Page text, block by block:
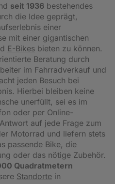
seit 1936 bestehendes
die Idee geprägt,
einer
mit einer gigantischen
E-Bikes bieten zu können.
Beratung durch
im Fahrradverkauf und
jeden Besuch bei
Hierbei bleiben keine
unerfüllt, sei es im
oder per Online-
auf jede Frage zum
Motorrad und liefern stets
passende Bike, die
oder das nötige Zubehör.
Quadratmetern
Standorte in